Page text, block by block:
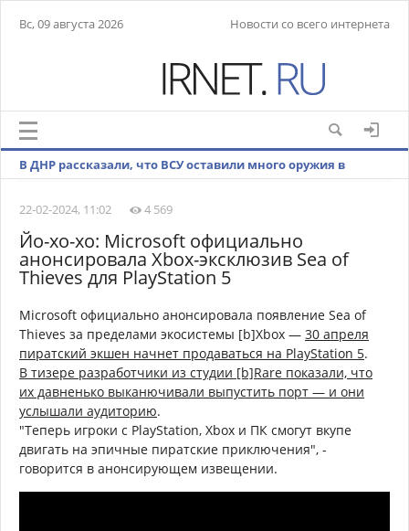
Вс, 09 августа 2026 Новости со всего интернета
В ДНР рассказали, что ВСУ оставили много оружия в
22-02-2024, 11:02
4 569
Йо-хо-хо: Microsoft официально
анонсировала Xbox-эксклюзив Sea of
Thieves для PlayStation 5
Microsoft официально анонсировала появление Sea of
Thieves за пределами экосистемы [b]Xbox — 30 апреля
пиратский экшен начнет продаваться на PlayStation 5.
В тизере разработчики из студии [b]Rare показали, что
их давненько выканючивали выпустить порт — и они
услышали аудиторию.
"Теперь игроки с PlayStation, Xbox и ПК смогут вкупе
двигать на эпичные пиратские приключения", -
говорится в анонсирующем извещении.